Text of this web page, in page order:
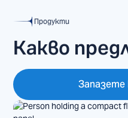
Продукти
Какво
Запазете